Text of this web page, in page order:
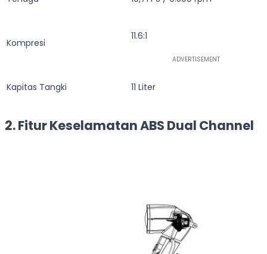
Kompresi
11.6:1
Kapitas Tangki 11 Liter
2. Fitur Keselamatan ABS Dual Channel